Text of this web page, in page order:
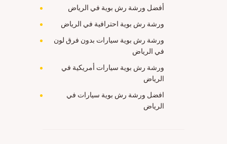
أفضل ورشة رش بوية في الرياض
ورشة رش بوية احترافية في الرياض
ورشة رش بوية سيارات بدون فرق لون
في الرياض
ورشة رش بوية سيارات أمريكية في
الرياض
افضل ورشة رش بوية سيارات في
الرياض